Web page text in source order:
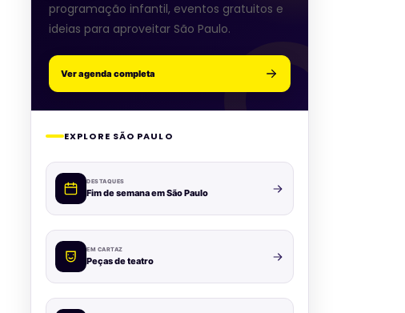
programação infantil, eventos gratuitos e
ideias para aproveitar São Paulo.
Ver agenda completa
EXPLORE SÃO PAULO
DESTAQUES
Fim de semana em São Paulo
EM CARTAZ
Peças de teatro